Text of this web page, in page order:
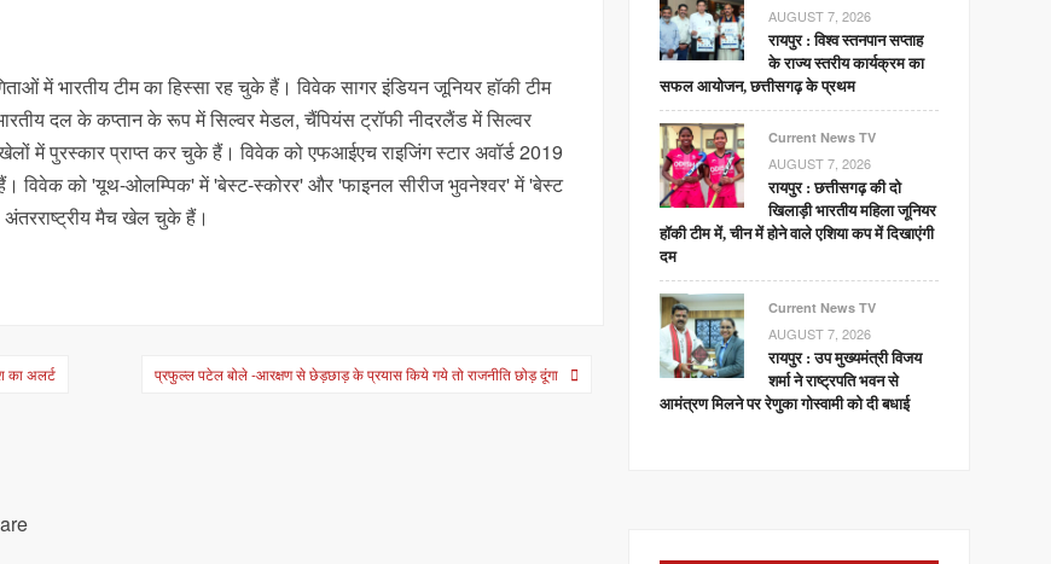
में भारतीय टीम का हिस्सा रह चुके हैं। विवेक सागर इंडियन जूनियर हॉकी टीम
दल के कप्तान के रूप में सिल्वर मेडल, चैंपियंस ट्रॉफी नीदरलैंड में सिल्वर
में पुरस्कार प्राप्त कर चुके हैं। विवेक को एफआईएच राइजिंग स्टार अवॉर्ड 2019
विवेक को 'यूथ-ओलम्पिक' में 'बेस्ट-स्कोरर' और 'फाइनल सीरीज भुवनेश्वर' में 'बेस्ट
अंतरराष्ट्रीय मैच खेल चुके हैं।
का अलर्ट प्रफुल्ल पटेल बोले -आरक्षण से छेड़छाड़ के प्रयास किये गये तो राजनीति छोड़ दूंगा
AUGUST 7, 2026
रायपुर : विश्व स्तनपान सप्ताह
के राज्य स्तरीय कार्यक्रम का
सफल आयोजन, छत्तीसगढ़ के प्रथम
Current News TV
AUGUST 7, 2026
रायपुर : छत्तीसगढ़ की दो
खिलाड़ी भारतीय महिला जूनियर
हॉकी टीम में, चीन में होने वाले एशिया कप में दिखाएंगी
दम
Current News TV
AUGUST 7, 2026
रायपुर : उप मुख्यमंत्री विजय
शर्मा ने राष्ट्रपति भवन से
आमंत्रण मिलने पर रेणुका गोस्वामी को दी बधाई